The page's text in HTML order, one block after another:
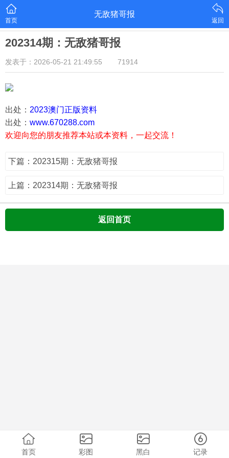
首页
无敌猪哥报
返回
202314期：无敌猪哥报
发表于：2026-05-21 21:49:55 71914
出处： 2023澳门正版资料
出处： www.670288.com
欢迎向您的朋友推荐本站或本资料，一起交流！
下篇：202315期：无敌猪哥报
上篇：202314期：无敌猪哥报
返回首页
首页 彩图 黑白 记录